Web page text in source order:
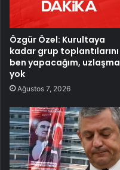
Özgür Özel: Kurultaya
kadar grup toplantılarını
ben yapacağım, uzlaşma
yok
Ağustos 7, 2026